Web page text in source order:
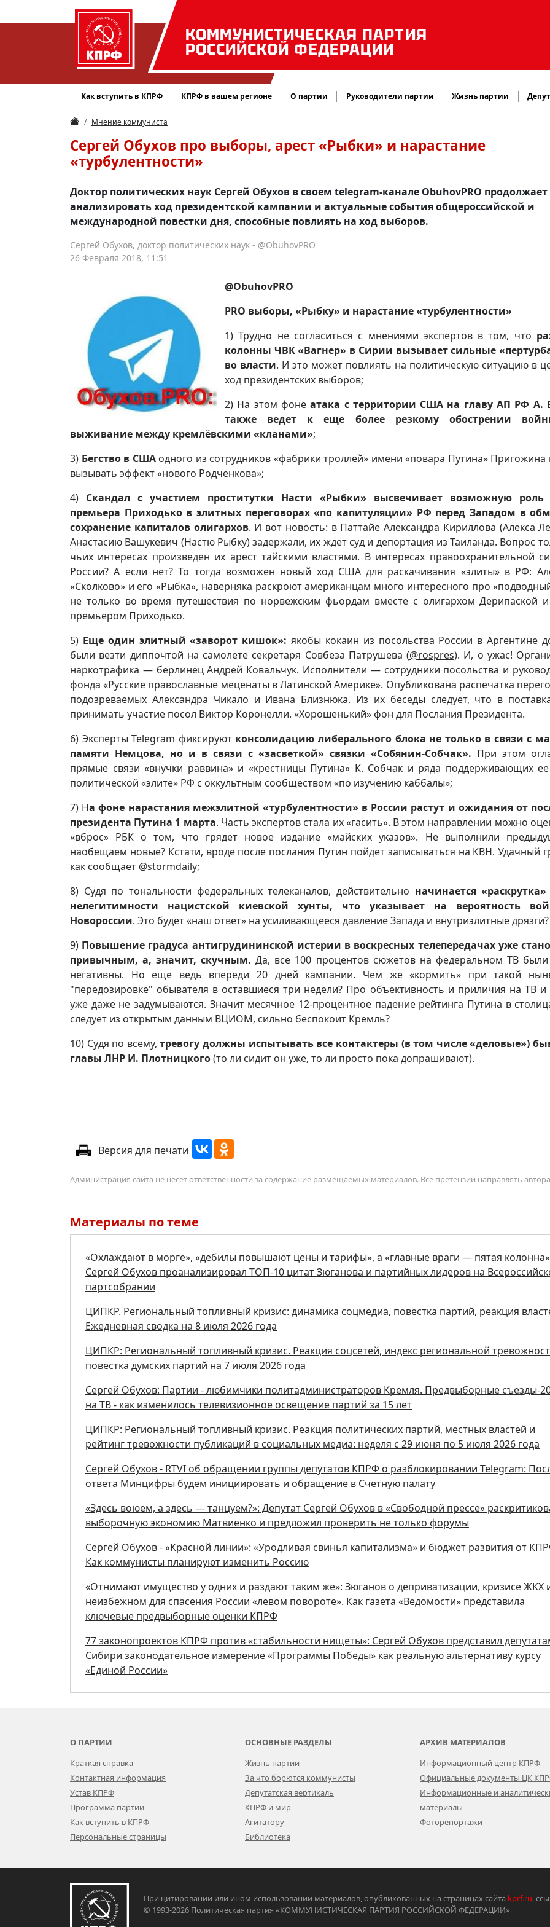
КОММУНИСТИЧЕСКАЯ ПАРТИЯ
РОССИЙСКОЙ ФЕДЕРАЦИИ
Как вступить в КПРФ КПРФ в вашем регионе О партии Руководители партии Жизнь партии
Мнение коммуниста
Сергей Обухов про выборы, арест «Рыбки» и нарастание
«турбулентности»
Доктор политических наук Сергей Обухов в своем telegram-канале ObuhovPRO продолжает
анализировать ход президентской кампании и актуальные события общероссийской и
международной повестки дня, способные повлиять на ход выборов.
Сергей Обухов, доктор политических наук - @ObuhovPRO
26 Февраля 2018, 11:51
@ObuhovPRO
PRO выборы, «Рыбку» и нарастание «турбулентности»
1) Трудно не согласиться с мнениями экспертов в том, что
колонны ЧВК «Вагнер» в Сирии вызывает сильные
во власти. И это может повлиять на политическую ситуацию в
ход президентских выборов;
2) На этом фонеатака с территории США на главу АП РФ А.
также ведет к еще более резкому обострении
выживание между кремлёвскими «кланами»;
3) Бегство в США одного из сотрудников «фабрики троллей» имени «повара Путина»
вызывать эффект «нового Родченкова»;
4) Скандал с участием проститутки Насти «Рыбки» высвечивает возможную роль
премьера Приходько в элитных переговорах «по капитуляции» РФ перед Западом в
сохранение капиталов олигархов. И вот новость: в Паттайе Александра Кириллова (Алекса
Анастасию Вашукевич (Настю Рыбку) задержали, их ждет суд и депортация из Таиланда. Вопрос
чьих интересах произведен их арест тайскими властями. В интересах правоохранительной
России? А если нет? То тогда возможен новый ход США для раскачивания «элиты» в РФ:
«Сколково» и его «Рыбка», наверняка раскроют американцам много интересного про
не только во время путешествия по норвежским фьордам вместе с олигархом Дерипаской
премьером Приходько.
5) Еще один элитный «заворот кишок»:якобы кокаин из посольства России в Аргентине
были везти диппочтой на самолете секретаря Совбеза Патрушева (@rospres). И, о ужас!
наркотрафика — берлинец Андрей Ковальчук. Исполнители — сотрудники посольства и
фонда «Русские православные меценаты в Латинской Америке». Опубликована распечатка
подозреваемых Александра Чикало и Ивана Близнюка. Из их беседы следует, что в
принимать участие посол Виктор Коронелли. «Хорошенький» фон для Послания Президента.
6) Эксперты Telegram фиксируют консолидацию либерального блока не только в связи с
памяти Немцова, но и в связи с «засветкой» связки «Собянин-Собчак». При этом
прямые связи «внучки раввина» и «крестницы Путина» К. Собчак и ряда поддерживающих
политической «элите» РФ с оккультным сообществом «по изучению каббалы»;
7) На фоне нарастания межэлитной «турбулентности» в России растут и ожидания от
президента Путина 1 марта. Часть экспертов стала их «гасить». В этом направлении можно
«вброс» РБК о том, что грядет новое издание «майских указов». Не выполнили
наобещаем новые? Кстати, вроде после послания Путин пойдет записываться на КВН. Удачный
как сообщает @stormdaily;
8) Судя по тональности федеральных телеканалов, действительно начинается
нелегитимности нацистской киевской хунты, что указывает на вероятность
Новороссии. Это будет «наш ответ» на усиливающееся давление Запада и внутриэлитные дрязги?
9) Повышение градуса антигрудининской истерии в воскресных телепередачах уже
привычным, а, значит, скучным. Да, все 100 процентов сюжетов на федеральном ТВ были
негативны. Но еще ведь впереди 20 дней кампании. Чем же «кормить» при такой
"передозировке" обывателя в оставшиеся три недели? Про объективность и приличия на ТВ
уже даже не задумываются. Значит месячное 12-процентное падение рейтинга Путина в
следует из открытым данным ВЦИОМ, сильно беспокоит Кремль?
10) Судя по всему, тревогу должны испытывать все контактеры (в том числе «деловые»)
главы ЛНР И. Плотницкого(то ли сидит он уже, то ли просто пока допрашивают).
Версия для печати
Администрация сайта не несёт ответственности за содержание размещаемых материалов. Все претензии направлять
Материалы по теме
«Охлаждают в морге», «дебилы повышают цены и тарифы», а «главные враги — пятая
Сергей Обухов проанализировал ТОП-10 цитат Зюганова и партийных лидеров на
партсобрании
ЦИПКР. Региональный топливный кризис: динамика соцмедиа, повестка партий, реакция
Ежедневная сводка на 8 июля 2026 года
ЦИПКР: Региональный топливный кризис. Реакция соцсетей, индекс региональной
повестка думских партий на 7 июля 2026 года
Сергей Обухов: Партии - любимчики политадминистраторов Кремля. Предвыборные съезды-
на ТВ - как изменилось телевизионное освещение партий за 15 лет
ЦИПКР: Региональный топливный кризис. Реакция политических партий, местных властей и
рейтинг тревожности публикаций в социальных медиа: неделя с 29 июня по 5 июля 2026 года
Сергей Обухов - RTVI об обращении группы депутатов КПРФ о разблокировании Telegram:
ответа Минцифры будем инициировать и обращение в Счетную палату
«Здесь воюем, а здесь — танцуем?»: Депутат Сергей Обухов в «Свободной прессе»
выборочную экономию Матвиенко и предложил проверить не только форумы
Сергей Обухов - «Красной линии»: «Уродливая свинья капитализма» и бюджет развития от
Как коммунисты планируют изменить Россию
«Отнимают имущество у одних и раздают таким же»: Зюганов о деприватизации, кризисе ЖКХ
неизбежном для спасения России «левом повороте». Как газета «Ведомости» представила
ключевые предвыборные оценки КПРФ
77 законопроектов КПРФ против «стабильности нищеты»: Сергей Обухов представил
Сибири законодательное измерение «Программы Победы» как реальную альтернативу курсу
«Единой России»
О ПАРТИИ
Краткая справка
Контактная информация
Устав КПРФ
Программа партии
Как вступить в КПРФ
Персональные страницы
ОСНОВНЫЕ РАЗДЕЛЫ
Жизнь партии
За что борются коммунисты
Депутатская вертикаль
КПРФ и мир
Агитатору
Библиотека
АРХИВ МАТЕРИАЛОВ
Информационный центр КПРФ
Официальные документы ЦК
Информационные и
материалы
Фоторепортажи
При цитировании или ином использовании материалов, опубликованных на страницах сайта kprf.ru,
© 1993-2026 Политическая партия «КОММУНИСТИЧЕСКАЯ ПАРТИЯ РОССИЙСКОЙ ФЕДЕРАЦИИ»